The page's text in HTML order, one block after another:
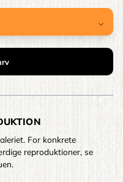
For konkrete
reproduktioner, se